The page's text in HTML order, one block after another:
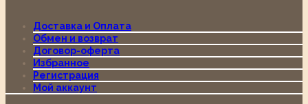
Доставка и Оплата
Обмен и возврат
Договор-оферта
Избранное
Регистрация
Мой аккаунт